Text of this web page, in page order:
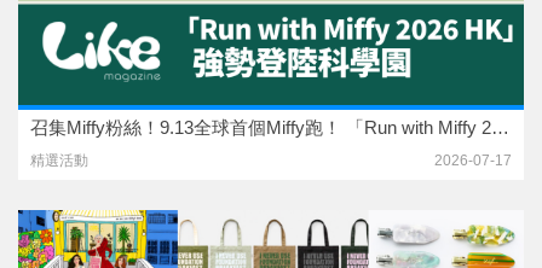
召集Miffy粉絲！9.13全球首個Miffy跑！ 「Run with Miffy 2026 HK」強勢登陸科學園
精選活動 2026-07-17